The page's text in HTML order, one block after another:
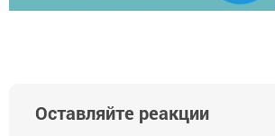
Оставляйте реакции